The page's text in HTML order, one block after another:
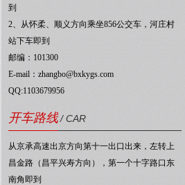
到
2、从怀柔、顺义方向乘坐856公交车，河庄村
站下车即到
邮编：101300
E-mail：zhangbo@bxkygs.com
QQ:1103679956
开车路线/ CAR
从京承高速出京方向第十一出口出来，左转上
昌金路（昌平兴寿方向），第一个十字路口东
南角即到